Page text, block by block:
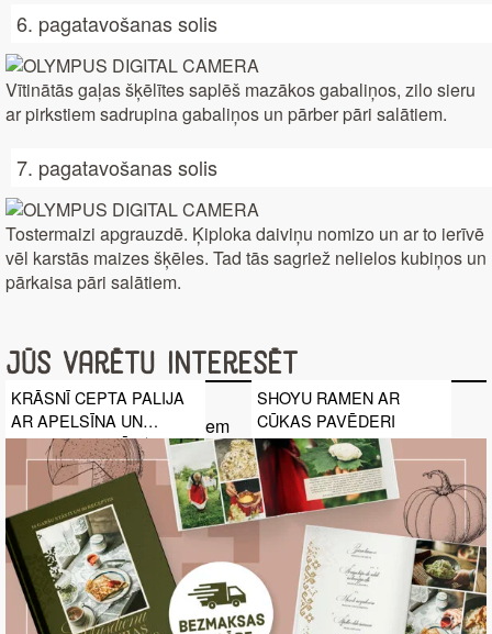
6. pagatavošanas solis
Vītinātās gaļas šķēlītes saplēš mazākos gabaliņos, zilo sieru
ar pirkstiem sadrupina gabaliņos un pārber pāri salātiem.
7. pagatavošanas solis
Tostermaizi apgrauzdē. Ķiploka daiviņu nomizo un ar to ierīvē
vēl karstās maizes šķēles. Tad tās sagriež nelielos kubiņos un
pārkaisa pāri salātiem.
Jūs varētu interesēt
KRĀSNĪ CEPTA PALIJA
AR APELSĪNA UN
FENHEĻA SALĀTIEM
SHOYU RAMEN AR
CŪKAS PAVĒDERI